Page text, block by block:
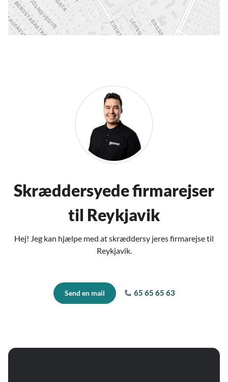
Skræddersyede firmarejser
til Reykjavik
Hej! Jeg kan hjælpe med at skræddersy jeres firmarejse til
Reykjavik.
Send en mail 65 65 65 63